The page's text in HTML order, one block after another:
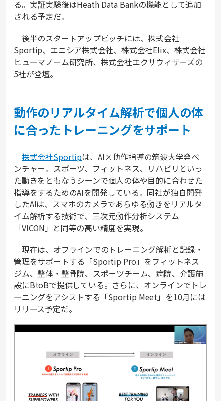
る。実証実験後はHeath Data Bankの機能として追加
される予定だ。
後半のスタートアップピッチには、株式会社
Sportip、エニシア株式会社、株式会社Elix、株式会社
ヒューマノーム研究所、株式会社エクサウィザーズの
5社が登壇。
動作のリアルタイム解析で個人の体
に合ったトレーニングをサポート
株式会社Sportipは、AI×動作指導の筑波大学発ベ
ンチャー。スポーツ、フィットネス、リハビリといっ
た動きをともなうシーンで個人の体や目的に合わせた
指導をするためのAIを開発している。同社が独自開発
したAIは、スマホのカメラであらゆる動きをリアルタ
イム解析する技術で、三次元動作分析システム
「VICON」と同等の高い精度を実現。
現在は、オフラインでのトレーニング解析と記録・
管理をサポートする「Sportip Pro」をフィットネス
ジム、整体・整骨院、スポーツチーム、病院、介護施
設にBtoBで提供している。さらに、オンラインでトレ
ーニングをアシストする「Sportip Meet」を10月には
リリース予定だ。